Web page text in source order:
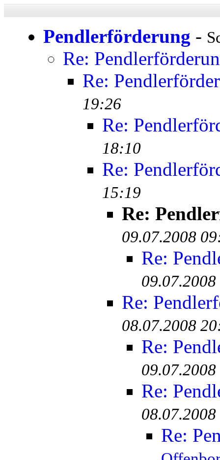
Pendlerförderung -
Re:
Re:
19:26
Re:
18:10
Re:
15:19
Re:
09.07.2008
Re:
Re:
08.07.2008
Re:
Re:
Re: